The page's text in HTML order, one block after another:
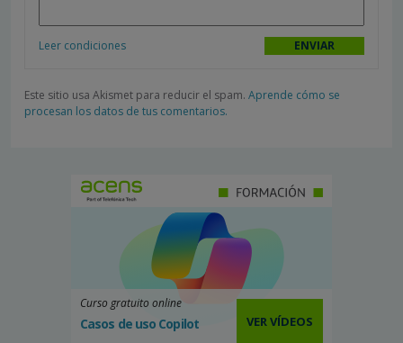
Leer condiciones
Este sitio usa Akismet para reducir el spam. Aprende cómo se
procesan los datos de tus comentarios.
Curso gratuito online
Casos de uso Copilot VER VÍDEOS